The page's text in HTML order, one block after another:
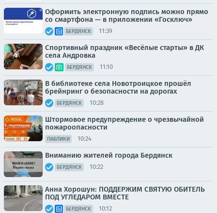
Оформить электронную подпись можно прямо
со смартфона — в приложении «Госключ»
БЕРДЯНСК 11:39
Спортивный праздник «Весёлые старты» в ДК
села Андровка
БЕРДЯНСК 11:10
В библиотеке села Новотроицкое прошёл
брейнринг о безопасности на дорогах
БЕРДЯНСК 10:28
Штормовое предупреждение о чрезвычайной
пожароопасности
ПАБЛИКИ 10:24
Вниманию жителей города Бердянск
БЕРДЯНСК 10:22
Анна Хорошун: ПОДДЕРЖИМ СВЯТУЮ ОБИТЕЛЬ
ПОД УГЛЕДАРОМ ВМЕСТЕ
БЕРДЯНСК 10:12